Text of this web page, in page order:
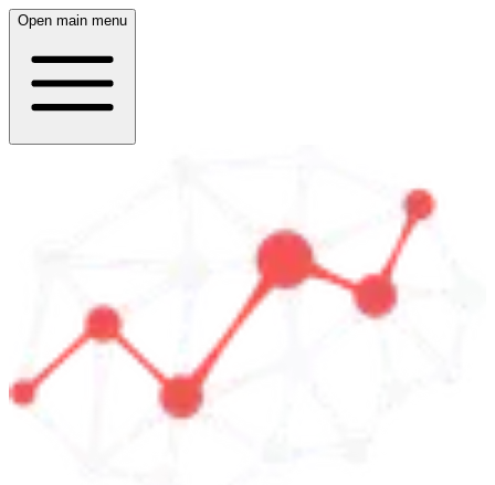
Open main menu